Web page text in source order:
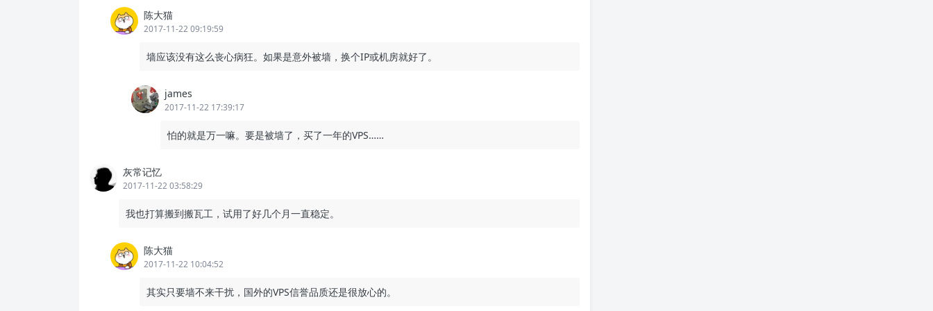
陈大猫
2017-11-22 09:19:59
墙应该没有这么丧心病狂。如果是意外被墙，换个IP或机房就好了。
james
2017-11-22 17:39:17
怕的就是万一嘛。要是被墙了，买了一年的VPS……
灰常记忆
2017-11-22 03:58:29
我也打算搬到搬瓦工，试用了好几个月一直稳定。
陈大猫
2017-11-22 10:04:52
其实只要墙不来干扰，国外的VPS信誉品质还是很放心的。